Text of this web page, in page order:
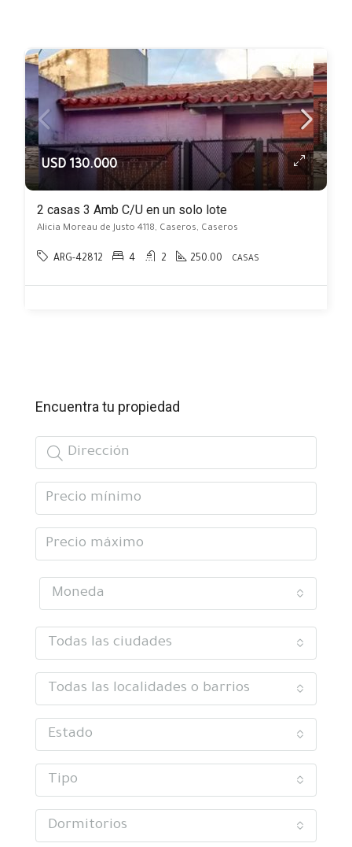
EN VENTA
USD 130.000
2 casas 3 Amb C/U en un solo lote
Alicia Moreau de Justo 4118, Caseros, Caseros
ARG-42812 4 2 250.00 CASAS
Encuentra tu propiedad
Moneda
Todas las ciudades
Todas las localidades o barrios
Estado
Tipo
Dormitorios